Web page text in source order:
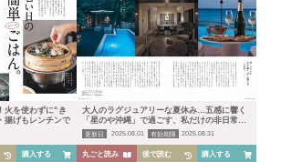
キング
ー
康 レシピ 旅行 ビジネス
デジタル ファッション 美容
火を使わずに“き
揚げもレンチンで
購入する
大人のラグジュアリーな夏休み…五感に響く
「星のや沖縄」で過ごす、私だけの非日常体
験更新日 2025.08.01 有効期限 2025.08.31
丸ごと読み 後で読む 購入する